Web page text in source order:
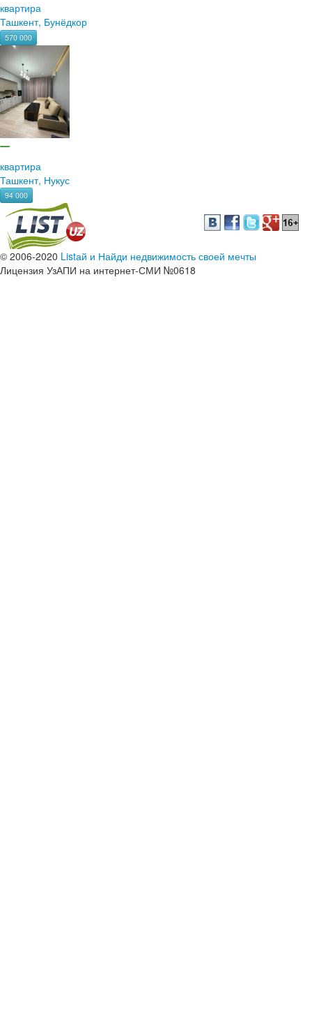
квартира
Ташкент, Бунёдкор
570 000
квартира
Ташкент, Нукус
94 000
© 2006-2020 Listай и Найди недвижимость своей мечты
Лицензия УзАПИ на интернет-СМИ №0618